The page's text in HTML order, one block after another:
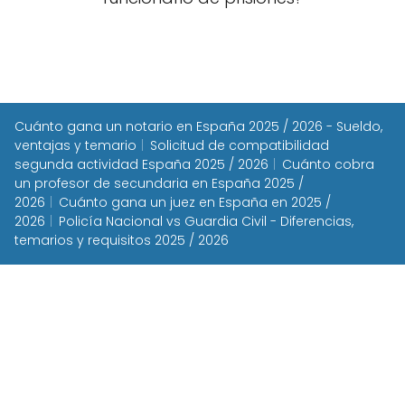
Cuánto gana un notario en España 2025 / 2026 - Sueldo,
ventajas y temario
Solicitud de compatibilidad
segunda actividad España 2025 / 2026
Cuánto cobra
un profesor de secundaria en España 2025 /
2026
Cuánto gana un juez en España en 2025 /
2026
Policía Nacional vs Guardia Civil - Diferencias,
temarios y requisitos 2025 / 2026